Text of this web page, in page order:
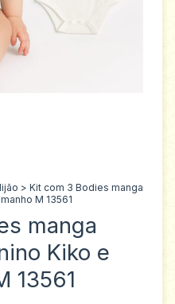
> Kit com 3 Bodies manga
M 13561
manga
Kiko e
13561